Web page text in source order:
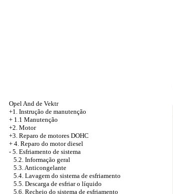
Opel And de Vektr
+1. Instrução de manutenção
+ 1.1 Manutenção
+2. Motor
+3. Reparo de motores DOHC
+ 4. Reparo do motor diesel
- 5. Esfriamento de sistema
5.2. Informação geral
5.3. Anticongelante
5.4. Lavagem do sistema de esfriamento
5.5. Descarga de esfriar o líquido
5.6. Recheio do sistema de esfriamento